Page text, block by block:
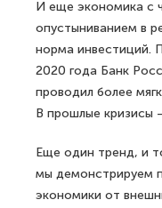
И еще экономика с
опустыниванием в
норма инвестиций.
2020 года Банк
проводил более
В прошлые кризисы
Еще один тренд, и
мы демонстрируем
экономики от